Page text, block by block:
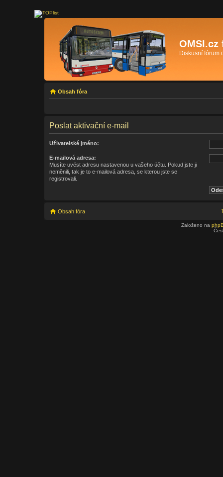
OMSI.cz
Diskusní fórum
Obsah fóra
Poslat aktivační e-mail
Uživatelské jméno:
E-mailová adresa:
Musíte uvést adresu nastavenou u vašeho účtu. Pokud jste ji
neměnili, tak je to e-mailová adresa, se kterou jste se
registrovali.
Obsah fóra
Založeno na